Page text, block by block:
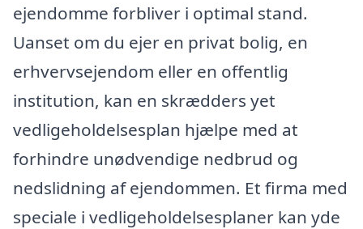
ejendomme forbliver i optimal stand.
Uanset om du ejer en privat bolig, en
erhvervsejendom eller en offentlig
institution, kan en skrædders yet
vedligeholdelsesplan hjælpe med at
forhindre unødvendige nedbrud og
nedslidning af ejendommen. Et firma med
speciale i vedligeholdelsesplaner kan yde